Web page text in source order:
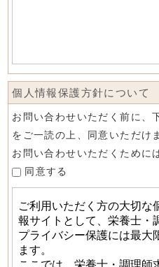
個人情報保護方針について
お問い合わせいただく前に、
をご一読の上、同意いただけ
お問い合わせいただくために
同意する